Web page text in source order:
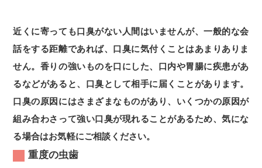
近くに寄っても口臭がない人間はいませんが、一般的な会
話をする距離であれば、口臭に気付くことはあまりありま
せん。香りの強いものを口にした、口内や胃腸に疾患があ
るなどがあると、口臭として相手に届くことがあります。
口臭の原因にはさまざまなものがあり、いくつかの原因が
組み合わさって強い口臭が現れることがあるため、気にな
る場合はお気軽にご相談ください。
重度の虫歯